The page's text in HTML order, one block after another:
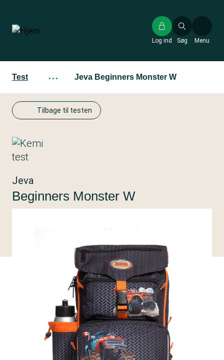
hovedindhold
Søg
Log ind Menu
Test ··· Jeva Beginners Monster W
Tilbage til testen
Jeva
Beginners Monster W